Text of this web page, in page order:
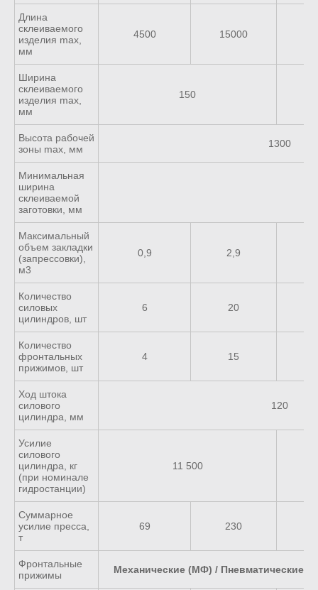
Длина
склеиваемого
изделия max,
мм
4500 15000
Ширина
склеиваемого
изделия max,
мм
150
Высота рабочей
зоны max, мм
1300
Минимальная
ширина
склеиваемой
заготовки, мм
Максимальный
объем закладки
(запрессовки),
м3
0,9 2,9
Количество
силовых
цилиндров, шт
6 20
Количество
фронтальных
прижимов, шт
4 15
Ход штока
силового
цилиндра, мм
120
Усилие
силового
цилиндра, кг
(при номинале
гидростанции)
11 500
Суммарное
усилие пресса,
т
69 230
Фронтальные
прижимы
Механические (МФ) / Пневматические